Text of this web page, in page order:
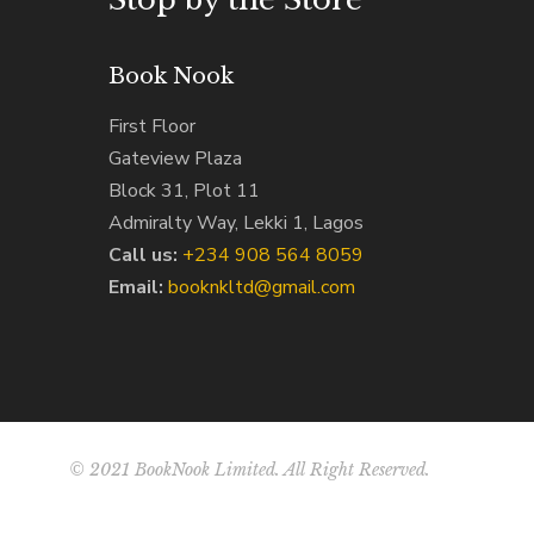
Book Nook
First Floor
Gateview Plaza
Block 31, Plot 11
Admiralty Way, Lekki 1, Lagos
Call us: ‭+234 908 564 8059‬
Email: booknkltd@gmail.com
© 2021 BookNook Limited. All Right Reserved.